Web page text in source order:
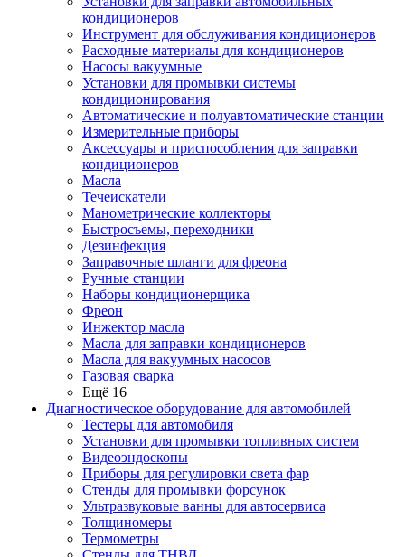
кондиционеров
Инструмент для обслуживания кондиционеров
Расходные материалы для кондиционеров
Насосы вакуумные
Установки для промывки системы
кондиционирования
Автоматические и полуавтоматические станции
Измерительные приборы
Аксессуары и приспособления для заправки
кондиционеров
Масла
Течеискатели
Манометрические коллекторы
Быстросъемы, переходники
Дезинфекция
Заправочные шланги для фреона
Ручные станции
Наборы кондиционерщика
Фреон
Инжектор масла
Масла для заправки кондиционеров
Масла для вакуумных насосов
Газовая сварка
Ещё 16
Диагностическое оборудование для автомобилей
Тестеры для автомобиля
Установки для промывки топливных систем
Видеоэндоскопы
Приборы для регулировки света фар
Стенды для промывки форсунок
Ультразвуковые ванны для автосервиса
Толщиномеры
Термометры